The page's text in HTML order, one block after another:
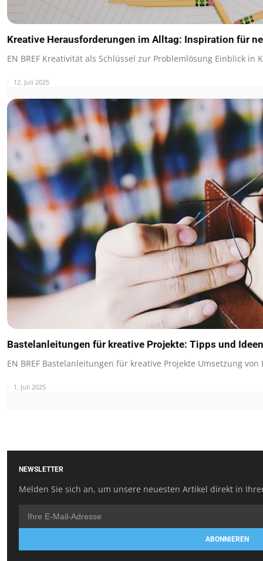
Kreative Herausforderungen im Alltag: Inspiration für
EN BREF Kreativität als Schlüssel zur Problemlösung Einblick in
12. Juli 2025
Bastelanleitungen für kreative Projekte: Tipps und
EN BREF Bastelanleitungen für kreative Projekte Umsetzung von
1. Juli 2025
NEWSLETTER
Melden Sie sich an, um unsere neuesten Artikel direkt in
ABONNIEREN